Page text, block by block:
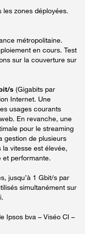
les zones déployées.
métropolitaine.
en cours. Test
sur la couverture sur
s (Gigabits par
Internet. Une
usages courants
En revanche, une
pour le streaming
gestion de plusieurs
vitesse est élevée,
et performante.
jusqu’à 1 Gbit/s par
simultanément sur
Ipsos bva – Viséo CI –